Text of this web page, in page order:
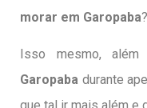
morar em Garopaba?
Isso mesmo,
Garopaba durante